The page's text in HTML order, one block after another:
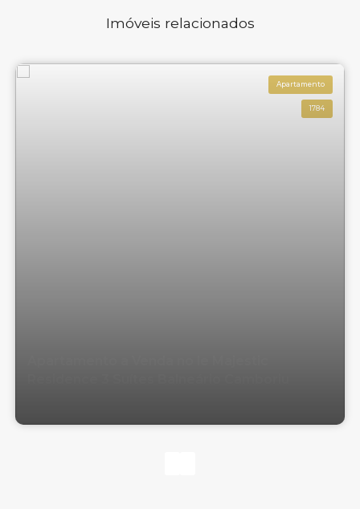
Imóveis relacionados
Apartamento
1784